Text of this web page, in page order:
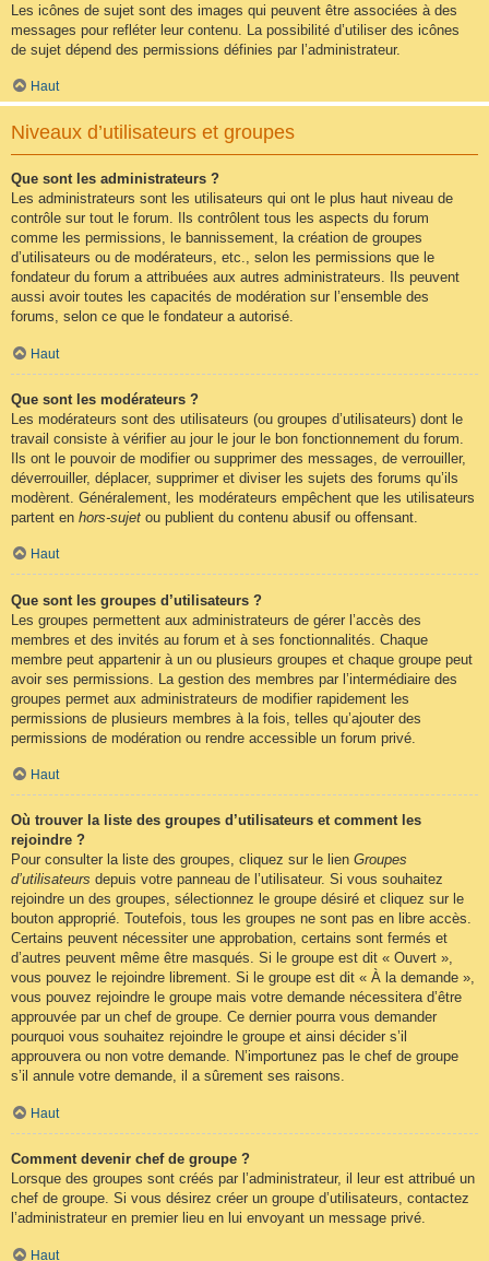
Les icônes de sujet sont des images qui peuvent être associées à des
messages pour refléter leur contenu. La possibilité d’utiliser des icônes
de sujet dépend des permissions définies par l’administrateur.
Haut
Niveaux d’utilisateurs et groupes
Que sont les administrateurs ?
Les administrateurs sont les utilisateurs qui ont le plus haut niveau de
contrôle sur tout le forum. Ils contrôlent tous les aspects du forum
comme les permissions, le bannissement, la création de groupes
d’utilisateurs ou de modérateurs, etc., selon les permissions que le
fondateur du forum a attribuées aux autres administrateurs. Ils peuvent
aussi avoir toutes les capacités de modération sur l’ensemble des
forums, selon ce que le fondateur a autorisé.
Haut
Que sont les modérateurs ?
Les modérateurs sont des utilisateurs (ou groupes d’utilisateurs) dont le
travail consiste à vérifier au jour le jour le bon fonctionnement du forum.
Ils ont le pouvoir de modifier ou supprimer des messages, de verrouiller,
déverrouiller, déplacer, supprimer et diviser les sujets des forums qu’ils
modèrent. Généralement, les modérateurs empêchent que les utilisateurs
partent en hors-sujet ou publient du contenu abusif ou offensant.
Haut
Que sont les groupes d’utilisateurs ?
Les groupes permettent aux administrateurs de gérer l’accès des
membres et des invités au forum et à ses fonctionnalités. Chaque
membre peut appartenir à un ou plusieurs groupes et chaque groupe peut
avoir ses permissions. La gestion des membres par l’intermédiaire des
groupes permet aux administrateurs de modifier rapidement les
permissions de plusieurs membres à la fois, telles qu’ajouter des
permissions de modération ou rendre accessible un forum privé.
Haut
Où trouver la liste des groupes d’utilisateurs et comment les
rejoindre ?
Pour consulter la liste des groupes, cliquez sur le lien Groupes
d’utilisateurs depuis votre panneau de l’utilisateur. Si vous souhaitez
rejoindre un des groupes, sélectionnez le groupe désiré et cliquez sur le
bouton approprié. Toutefois, tous les groupes ne sont pas en libre accès.
Certains peuvent nécessiter une approbation, certains sont fermés et
d’autres peuvent même être masqués. Si le groupe est dit « Ouvert »,
vous pouvez le rejoindre librement. Si le groupe est dit « À la demande »,
vous pouvez rejoindre le groupe mais votre demande nécessitera d’être
approuvée par un chef de groupe. Ce dernier pourra vous demander
pourquoi vous souhaitez rejoindre le groupe et ainsi décider s’il
approuvera ou non votre demande. N’importunez pas le chef de groupe
s’il annule votre demande, il a sûrement ses raisons.
Haut
Comment devenir chef de groupe ?
Lorsque des groupes sont créés par l’administrateur, il leur est attribué un
chef de groupe. Si vous désirez créer un groupe d’utilisateurs, contactez
l’administrateur en premier lieu en lui envoyant un message privé.
Haut